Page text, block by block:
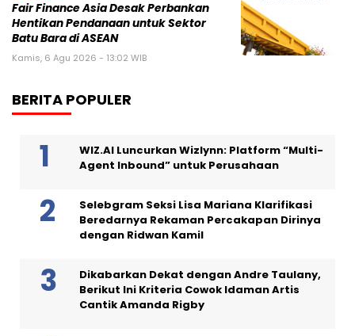
Fair Finance Asia Desak Perbankan
Hentikan Pendanaan untuk Sektor
Batu Bara di ASEAN
Kamis, 6 Agu 2026 - 13:02 WIB
BERITA POPULER
WIZ.AI Luncurkan Wizlynn: Platform “Multi-
Agent Inbound” untuk Perusahaan
Selebgram Seksi Lisa Mariana Klarifikasi
Beredarnya Rekaman Percakapan Dirinya
dengan Ridwan Kamil
Dikabarkan Dekat dengan Andre Taulany,
Berikut Ini Kriteria Cowok Idaman Artis
Cantik Amanda Rigby